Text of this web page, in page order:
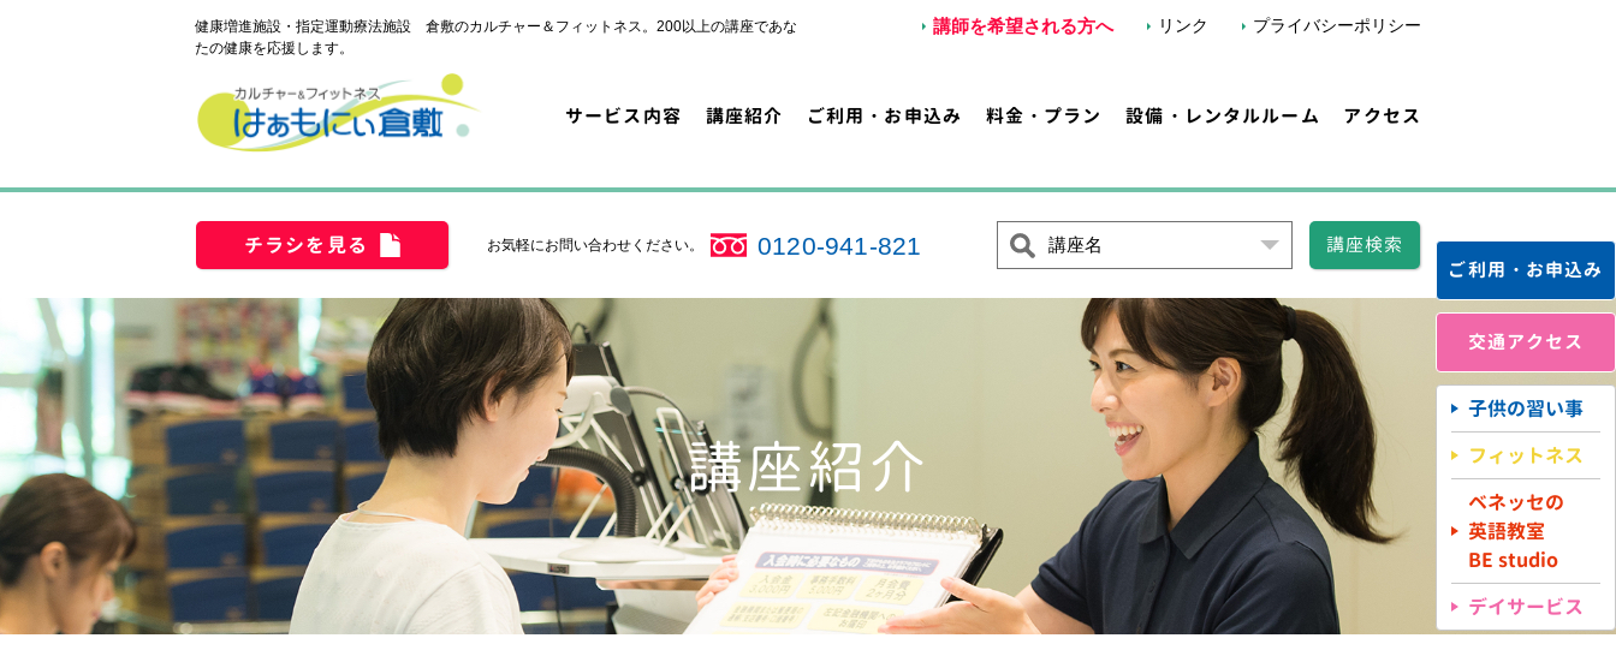
健康増進施設・指定運動療法施設 倉敷のカルチャー＆フィットネス。200以上の講座であな
たの健康を応援します。
サービス内容 講座紹介 ご利用・お申込み 料金・プラン 設備・レンタルルーム アクセス
講師を希望される方へ リンク プライバシーポリシー
ご利用・お申込み
交通アクセス
子供の習い事
フィットネス
ベネッセの
英語教室
BE studio
デイサービス
チラシを見る お気軽にお問い合わせください。 0120-941-821 講座名 講座検索
講座紹介